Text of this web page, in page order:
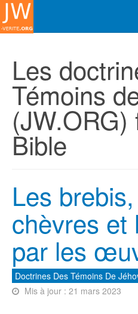
Les
Témoins
Bible
Les
chèvres et
par les
Doctrines Des Témoins De
Mis à jour : 21 mars 2023